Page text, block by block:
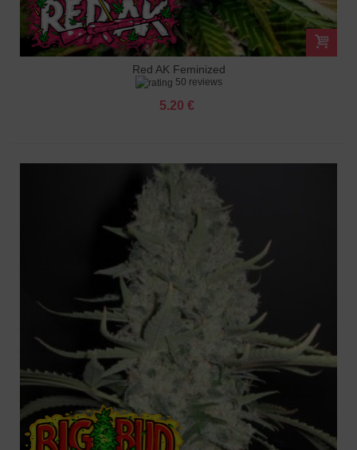
Red AK Feminized
50 reviews
5.20 €